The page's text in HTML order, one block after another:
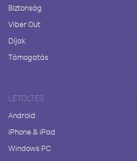
Biztonság
Viber Out
Díjak
Támogatás
LETÖLTÉS
Android
iPhone & iPad
Windows PC